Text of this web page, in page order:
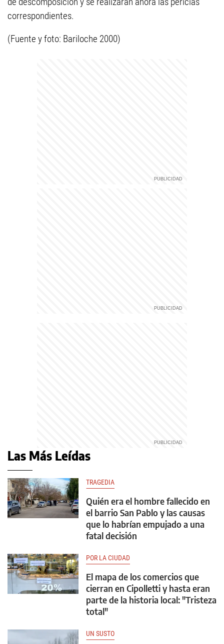
correspondientes.
(Fuente y foto: Bariloche 2000)
Las Más Leídas
TRAGEDIA
Quién era el hombre fallecido en
el barrio San Pablo y las causas
que lo habrían empujado a una
fatal decisión
POR LA CIUDAD
El mapa de los comercios que
cierran en Cipolletti y hasta eran
parte de la historia local: "Tristeza
total"
UN SUSTO